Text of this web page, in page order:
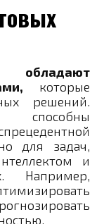
обладают
которые
решений.
способны
для задач,
и
Например,